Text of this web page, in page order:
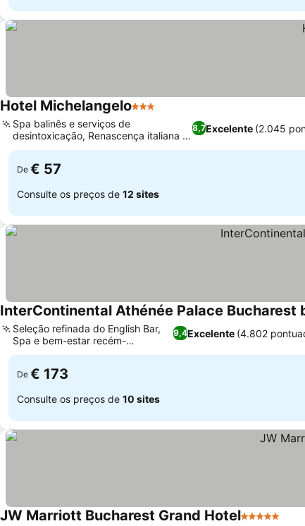
Hotel Michelangelo3 Estrelas
8,7Excelente (2.045
Spa balinês e serviços de
desintoxicação, Renascença italiana e
fusão tailandesa
De € 57
Consulte os preços de 12 sites
InterContinental Athénée Palace Bucharest
9,4Excelente (4.802
Seleção refinada do English Bar,
Spa e bem-estar recém-
reformados
De € 173
Consulte os preços de 10 sites
JW Marriott Bucharest Grand Hotel5 Estrelas